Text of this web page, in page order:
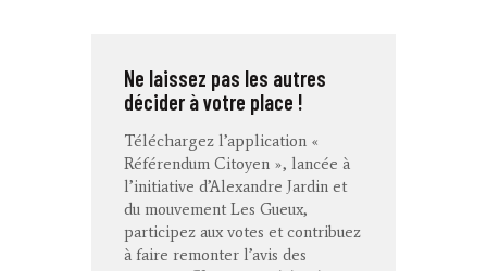
Ne laissez pas les autres
décider à votre place !
Téléchargez l’application «
Référendum Citoyen », lancée à
l’initiative d’Alexandre Jardin et
du mouvement Les Gueux,
participez aux votes et contribuez
à faire remonter l’avis des